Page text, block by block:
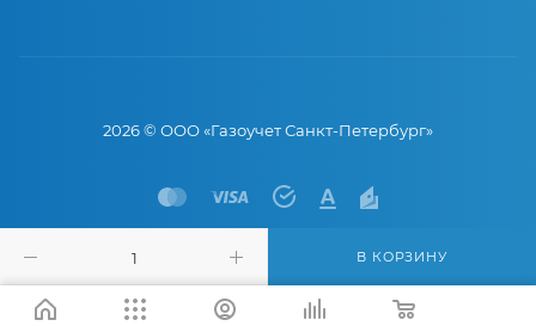
В КОРЗИНУ
2026 © ООО «Газоучет Санкт-Петербург»